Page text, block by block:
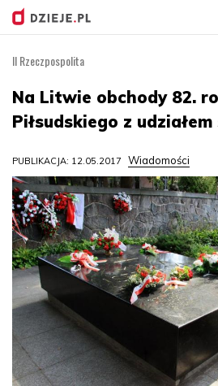
treści
II Rzeczpospolita
Na Litwie obchody 82.
Piłsudskiego z
PUBLIKACJA: 12.05.2017 Wiadomości